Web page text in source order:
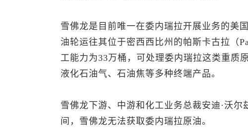
雪佛龙是目前唯一在委内瑞拉开展业务的美
油轮运往其位于密西西比州的帕斯卡古拉（
工能力为33万桶，可处理委内瑞拉这类重质
液化石油气、石油焦等多种终端产品。
雪佛龙下游、中游和化工业务总裁安迪·沃
间，雪佛龙无法获取委内瑞拉原油。